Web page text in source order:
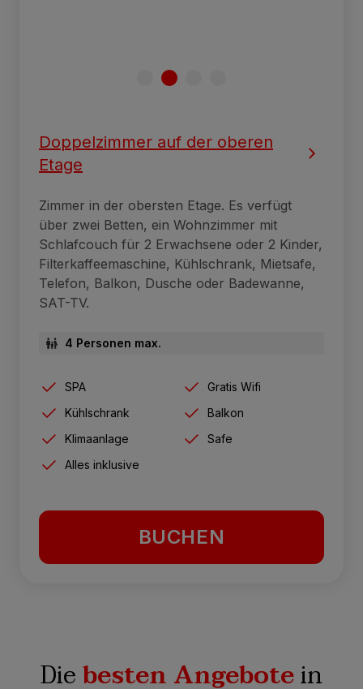
Doppelzimmer auf der oberen
Etage
Zimmer in der obersten Etage. Es verfügt
über zwei Betten, ein Wohnzimmer mit
Schlafcouch für 2 Erwachsene oder 2 Kinder,
Filterkaffeemaschine, Kühlschrank, Mietsafe,
Telefon, Balkon, Dusche oder Badewanne,
SAT-TV.
4 Personen max.
SPA
Gratis Wifi
Kühlschrank
Balkon
Klimaanlage
Safe
Alles inklusive
BUCHEN
Diebesten Angebotein